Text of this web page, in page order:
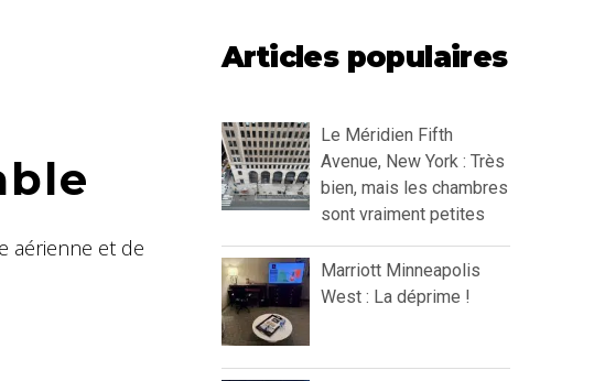
aérienne et de
Articles populaires
Le Méridien Fifth
Avenue, New York : Très
bien, mais les chambres
sont vraiment petites
Marriott Minneapolis
West : La déprime !